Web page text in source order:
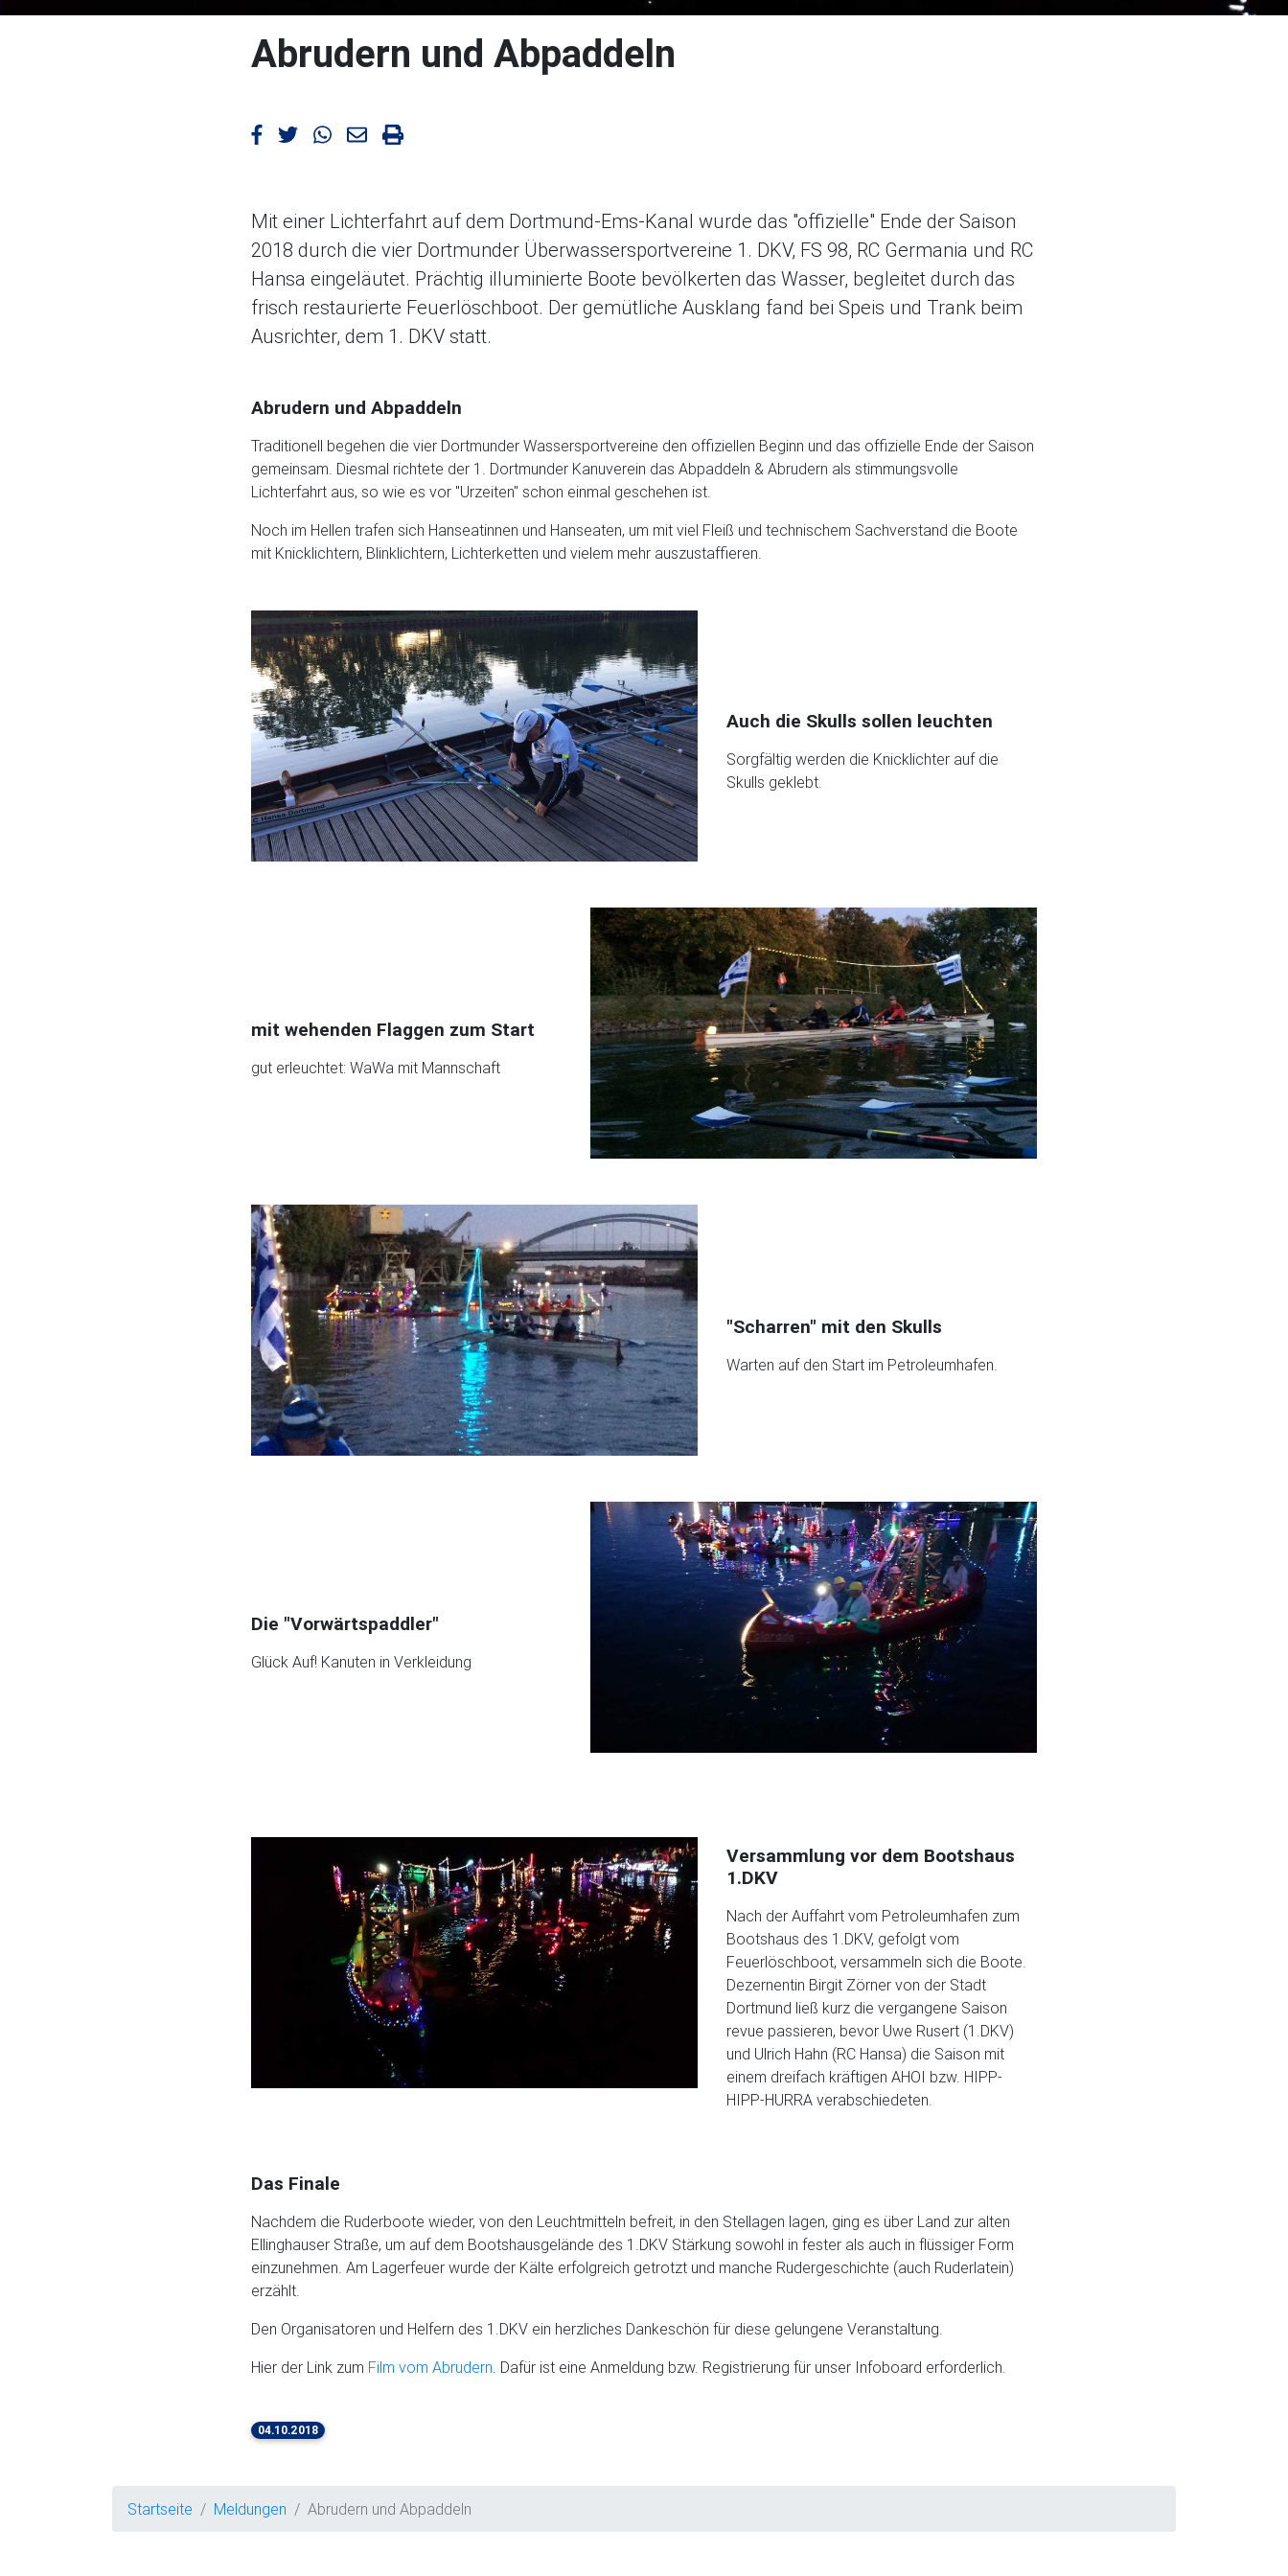
Abrudern und Abpaddeln
Artikel bei Facebook teilen
Artikel bei Twitter teilen
Artikel bei WhatsApp teilen
Artikel mailen
Artikel drucken
Mit einer Lichterfahrt auf dem Dortmund-Ems-Kanal wurde das "offizielle" Ende der Saison
2018 durch die vier Dortmunder Überwassersportvereine 1. DKV, FS 98, RC Germania und RC
Hansa eingeläutet. Prächtig illuminierte Boote bevölkerten das Wasser, begleitet durch das
frisch restaurierte Feuerlöschboot. Der gemütliche Ausklang fand bei Speis und Trank beim
Ausrichter, dem 1. DKV statt.
Abrudern und Abpaddeln
Traditionell begehen die vier Dortmunder Wassersportvereine den offiziellen Beginn und das offizielle Ende der Saison
gemeinsam. Diesmal richtete der 1. Dortmunder Kanuverein das Abpaddeln & Abrudern als stimmungsvolle
Lichterfahrt aus, so wie es vor "Urzeiten" schon einmal geschehen ist.
Noch im Hellen trafen sich Hanseatinnen und Hanseaten, um mit viel Fleiß und technischem Sachverstand die Boote
mit Knicklichtern, Blinklichtern, Lichterketten und vielem mehr auszustaffieren.
Auch die Skulls sollen leuchten
Sorgfältig werden die Knicklichter auf die
Skulls geklebt.
mit wehenden Flaggen zum Start
gut erleuchtet: WaWa mit Mannschaft
"Scharren" mit den Skulls
Warten auf den Start im Petroleumhafen.
Die "Vorwärtspaddler"
Glück Auf! Kanuten in Verkleidung
Versammlung vor dem Bootshaus
1.DKV
Nach der Auffahrt vom Petroleumhafen zum
Bootshaus des 1.DKV, gefolgt vom
Feuerlöschboot, versammeln sich die Boote.
Dezernentin Birgit Zörner von der Stadt
Dortmund ließ kurz die vergangene Saison
revue passieren, bevor Uwe Rusert (1.DKV)
und Ulrich Hahn (RC Hansa) die Saison mit
einem dreifach kräftigen AHOI bzw. HIPP-
HIPP-HURRA verabschiedeten.
Das Finale
Nachdem die Ruderboote wieder, von den Leuchtmitteln befreit, in den Stellagen lagen, ging es über Land zur alten
Ellinghauser Straße, um auf dem Bootshausgelände des 1.DKV Stärkung sowohl in fester als auch in flüssiger Form
einzunehmen. Am Lagerfeuer wurde der Kälte erfolgreich getrotzt und manche Rudergeschichte (auch Ruderlatein)
erzählt.
Den Organisatoren und Helfern des 1.DKV ein herzliches Dankeschön für diese gelungene Veranstaltung.
Hier der Link zum Film vom Abrudern. Dafür ist eine Anmeldung bzw. Registrierung für unser Infoboard erforderlich.
04.10.2018
Startseite Meldungen Abrudern und Abpaddeln